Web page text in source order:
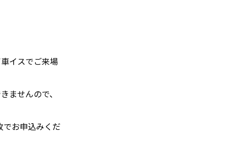
イスでご来場
ませんので、
でお申込みくだ